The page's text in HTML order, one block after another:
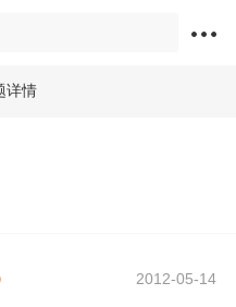
详情
2012-05-14